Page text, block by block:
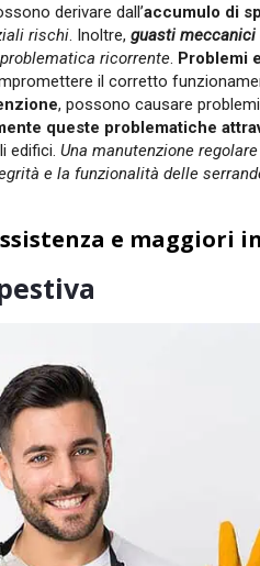
derivare dall’accumulo di
rischi. Inoltre,guasti meccanici
ricorrente. Problemi
il corretto
, possono causare
queste problematiche
edifici.Una manutenzione
e la funzionalità delle
e maggiori